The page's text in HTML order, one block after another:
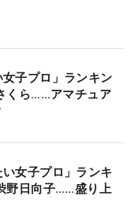
女子プロ」ランキン
くら……アマチュア
い女子プロ」ランキ
野日向子……盛り上